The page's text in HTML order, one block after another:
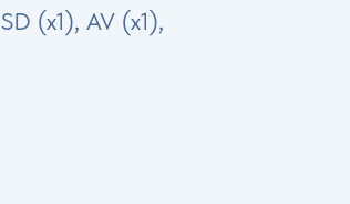
(x1), AV (x1),